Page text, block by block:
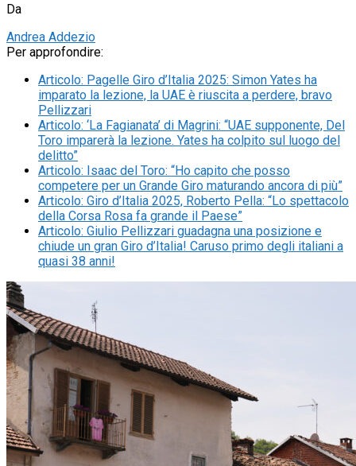
Da
Andrea Addezio
Per approfondire:
Articolo: Pagelle Giro d’Italia 2025: Simon Yates ha
imparato la lezione, la UAE è riuscita a perdere, bravo
Pellizzari
Articolo: ‘La Fagianata’ di Magrini: “UAE supponente, Del
Toro imparerà la lezione. Yates ha colpito sul luogo del
delitto”
Articolo: Isaac del Toro: “Ho capito che posso
competere per un Grande Giro maturando ancora di più”
Articolo: Giro d’Italia 2025, Roberto Pella: “Lo spettacolo
della Corsa Rosa fa grande il Paese”
Articolo: Giulio Pellizzari guadagna una posizione e
chiude un gran Giro d’Italia! Caruso primo degli italiani a
quasi 38 anni!